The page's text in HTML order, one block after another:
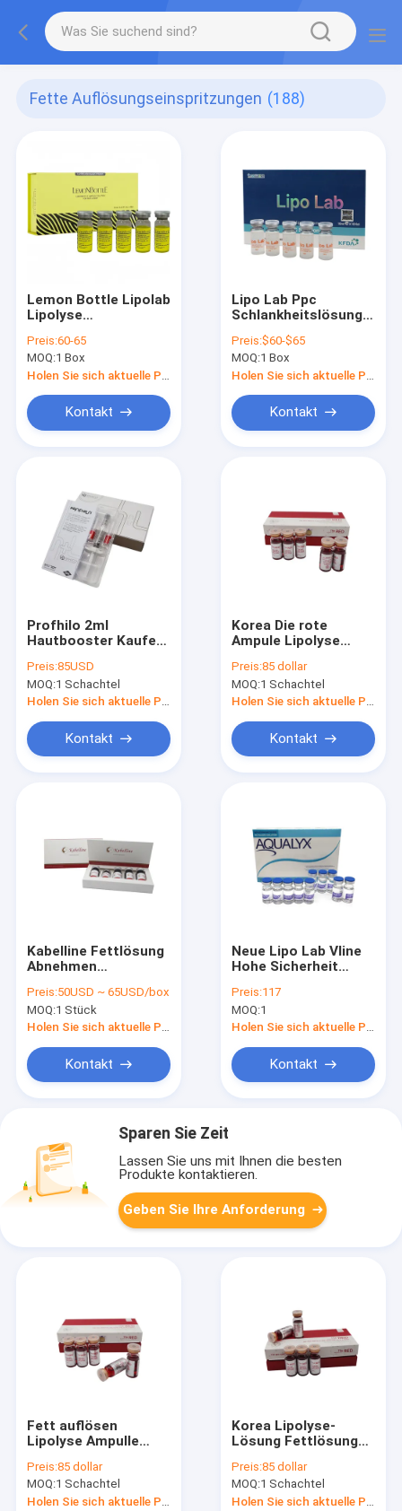
Fette Auflösungseinspritzungen (188)
Lemon Bottle Lipolab
Lipolyse
10ml X 5 Fettabbau
Kabelline
Preis:60-65
MOQ:1 Box
Kontakt
Lipo Lab Ppc
Schlankheitslösung
Injektion V-Linie
Preis:$60-$65
MOQ:1 Box
Kontakt
Profhilo 2ml
Hautbooster Kaufen
Injektionsmittel
Hautveränderung
Preis:85USD
MOQ:1 Schachtel
Kontakt
Korea Die rote
Ampule Lipolyse
und Körper
Preis:85 dollar
MOQ:1 Schachtel
Kontakt
Kabelline Fettlösung
Abnehmen
Durchstechflaschen
Preis:50USD ~ 65USD/box
MOQ:1 Stück
Holen Sie sich aktuelle Preis
Kontakt
Neue Lipo Lab Vline
Hohe Sicherheit
Kleine
Nebenwirkungen
Schnelle Formgebung
Kieferlinie Fett
Lipovela Zitrone
Preis:117
MOQ:1
Holen Sie sich aktuelle Preis
Kontakt
Sparen Sie Zeit
Lassen Sie uns mit Ihnen die besten
Produkte kontaktieren.
Geben Sie Ihre Anforderung
Fett auflösen
Lipolyse Ampulle
Lipolytische Injektion
Preis:85 dollar
MOQ:1 Schachtel
Korea Lipolyse-
Lösung Fettlösungs-
Schlankheitsmittel
Die rote Ampulle-
Lösung
Preis:85 dollar
MOQ:1 Schachtel